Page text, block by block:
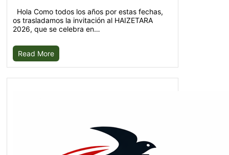
Hola Como todos los años por estas fechas,
os trasladamos la invitación al HAIZETARA
2026, que se celebra en…
Read More